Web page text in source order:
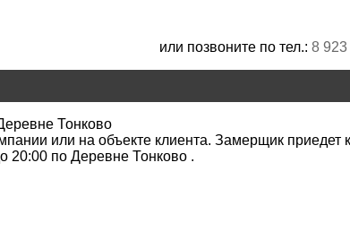
или позвоните по тел.: 8
Тонково
или на объекте клиента. Замерщик приедет
20:00 по Деревне Тонково .